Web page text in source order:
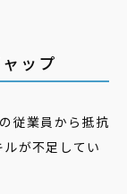
ップ
従業員から抵抗
が不足してい